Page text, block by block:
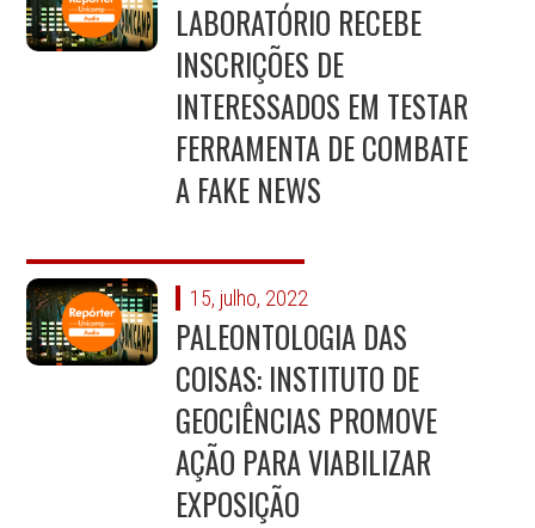
LABORATÓRIO RECEBE
INSCRIÇÕES DE
INTERESSADOS EM TESTAR
FERRAMENTA DE COMBATE
A FAKE NEWS
15, julho, 2022
PALEONTOLOGIA DAS
COISAS: INSTITUTO DE
GEOCIÊNCIAS PROMOVE
AÇÃO PARA VIABILIZAR
EXPOSIÇÃO